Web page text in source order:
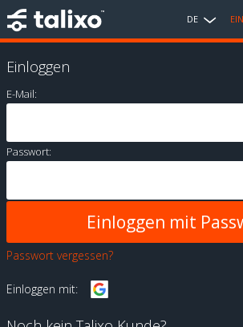
DE
Einloggen
E-Mail:
Passwort:
Passwort vergessen?
Einloggen mit: